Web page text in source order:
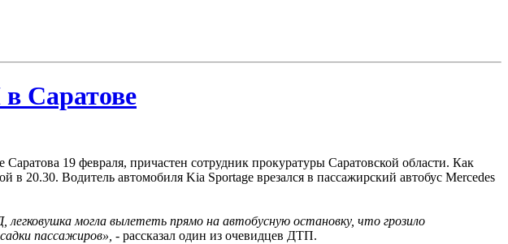
Саратове
19 февраля, причастен сотрудник прокуратуры Саратовской области. Как
20.30. Водитель автомобиля Kia Sportage врезался в пассажирский автобус Mercedes
могла вылететь прямо на автобусную остановку, что грозило
пассажиров», - рассказал один из очевидцев ДТП.